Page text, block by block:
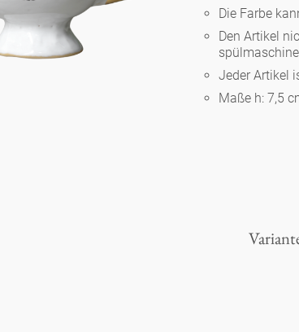
Berlin
Die Farbe
Den Artikel
Jeder Artikel
Maße h: 7,5